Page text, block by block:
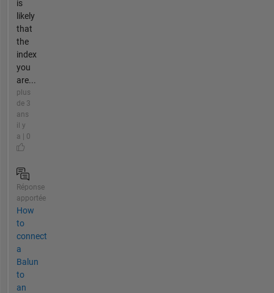
is
likely
that
the
index
you
are...
plus
de 3
ans
il y
a | 0
Réponse
apportée
How
to
connect
a
Balun
to
an